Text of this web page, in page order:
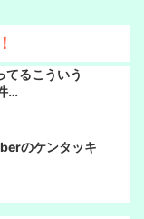
てるこういう
…
のケンタッキ